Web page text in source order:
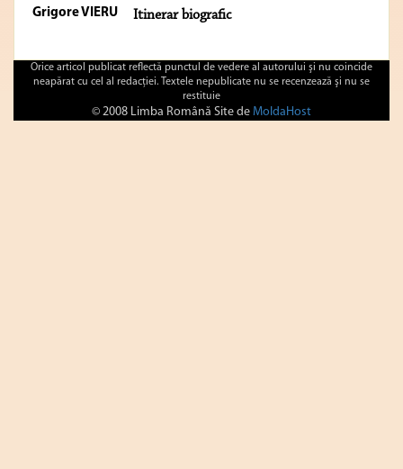
Grigore VIERU Itinerar biografic
Orice articol publicat reflectă punctul de vedere al autorului şi nu coincide
neapărat cu cel al redacţiei. Textele nepublicate nu se recenzează şi nu se
restituie
© 2008 Limba Română Site de MoldaHost